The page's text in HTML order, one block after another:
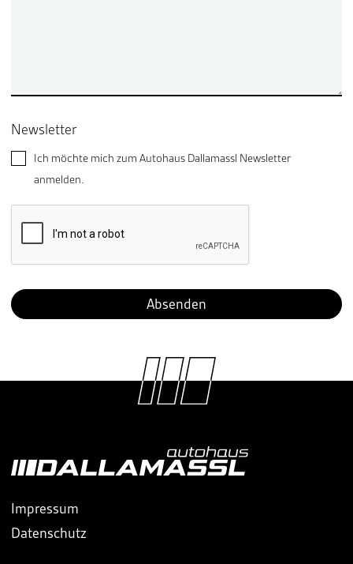
Newsletter
Ich möchte mich zum Autohaus Dallamassl Newsletter
anmelden.
Impressum
Datenschutz